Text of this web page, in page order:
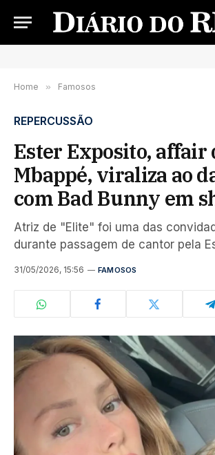
Home » Famosos
REPERCUSSÃO
Ester Exposito, affair
Mbappé, viraliza ao
com Bad Bunny em
Atriz de "Elite" foi uma das
durante passagem de cantor pela
31/05/2026, 15:56 FAMOSOS